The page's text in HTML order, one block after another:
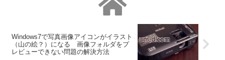
Windows7で写真画像アイコンがイラスト
（山の絵？）になる 画像フォルダをプ
レビューできない問題の解決方法